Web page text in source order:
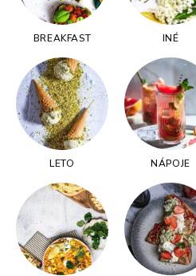
BREAKFAST INÉ
LETO NÁPOJE